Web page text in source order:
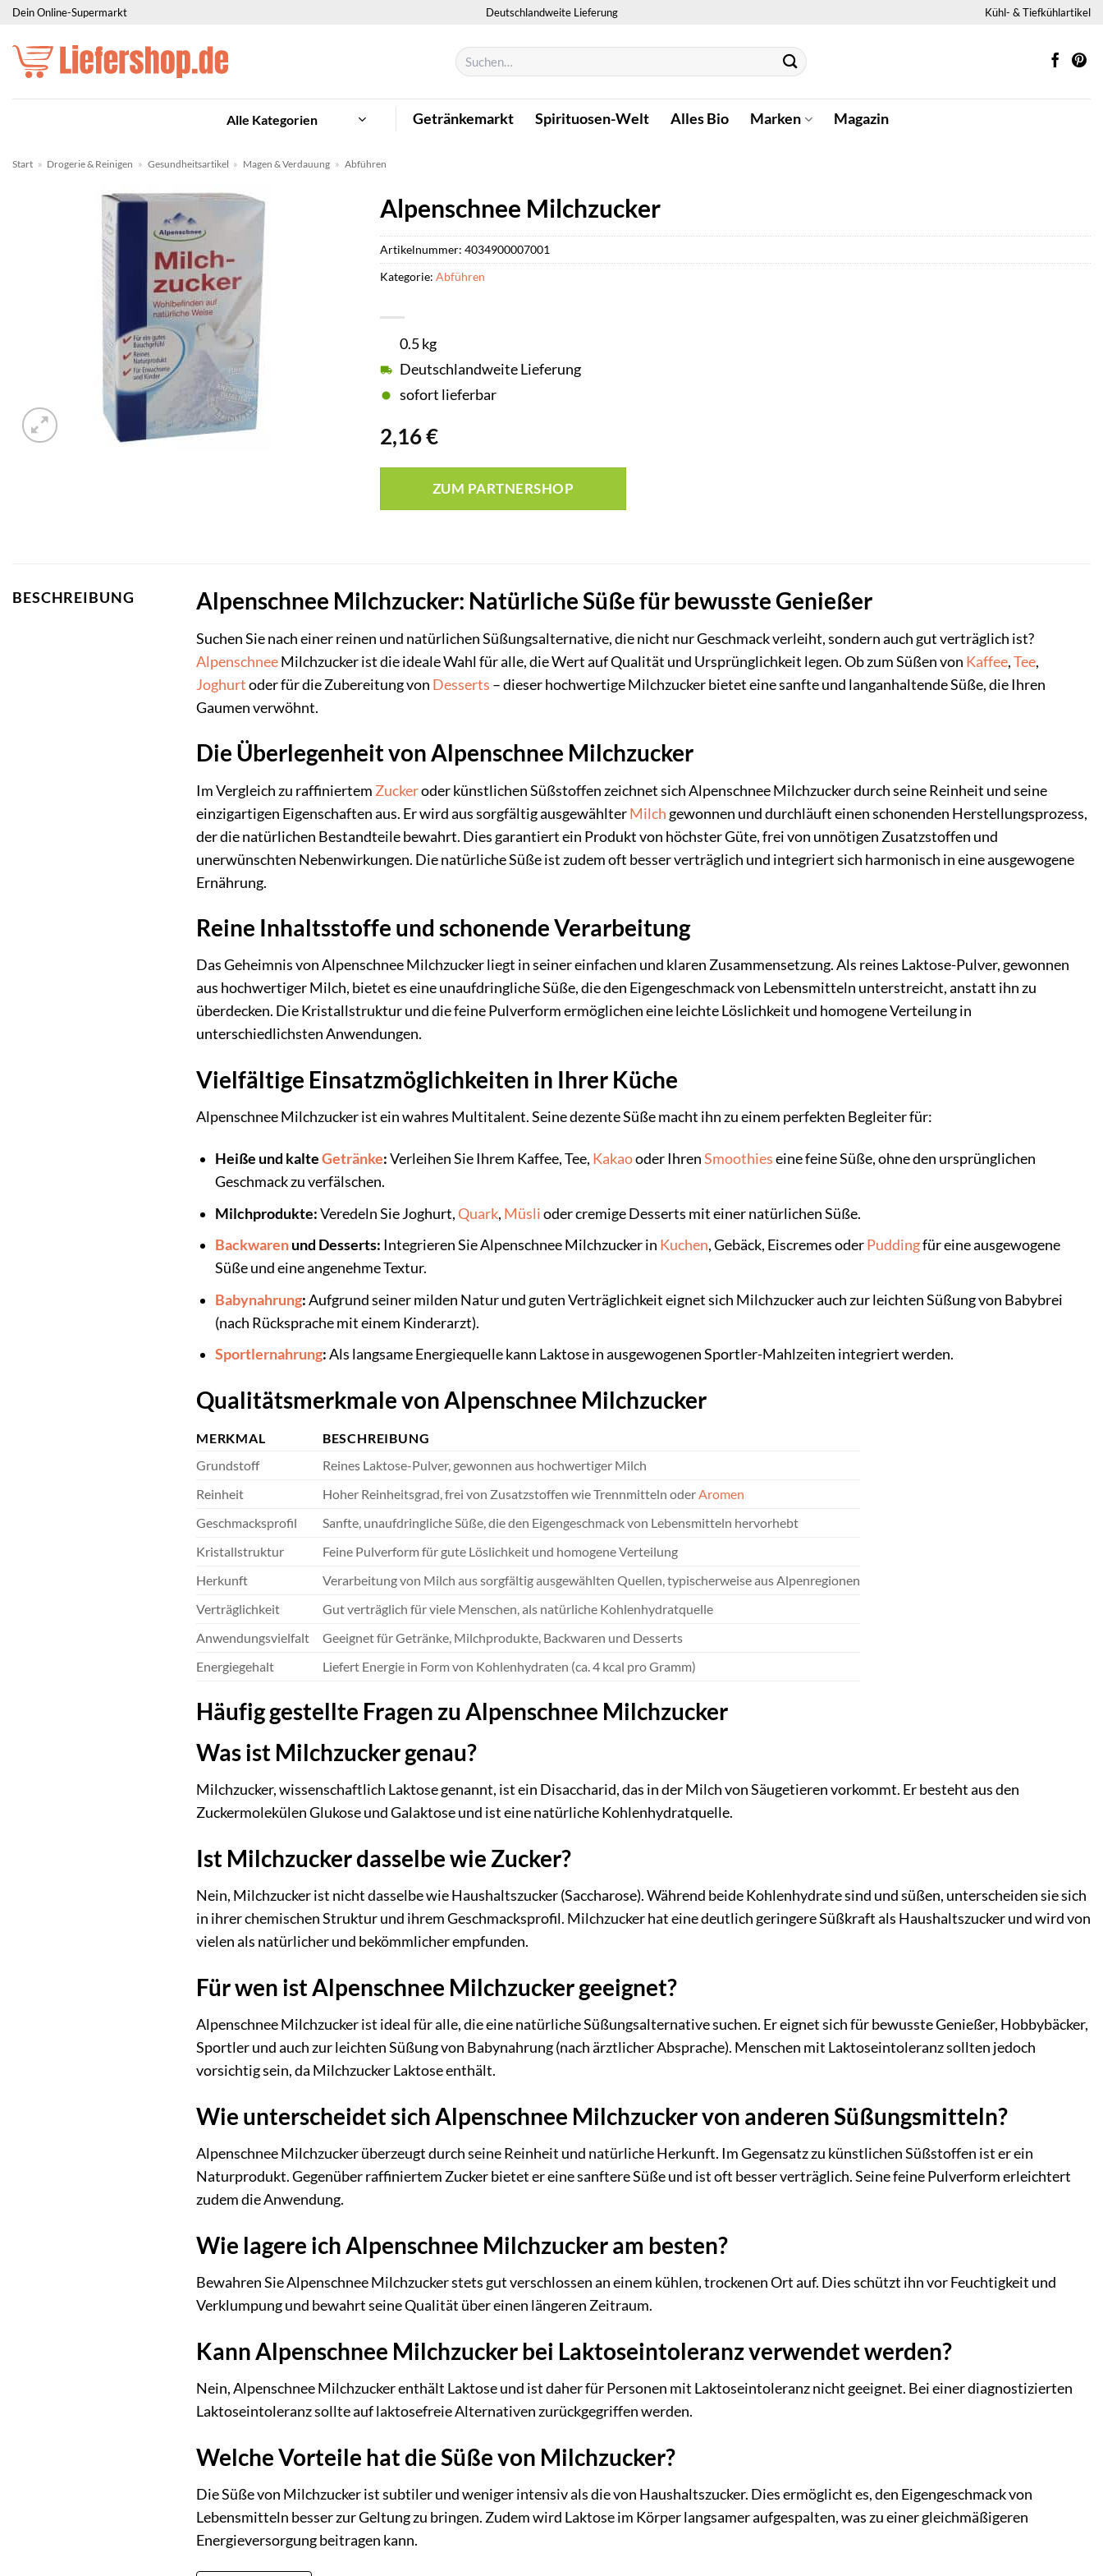
Zum
springen
Dein Online-Supermarkt Deutschlandweite Lieferung Kühl- & Tiefkühlartikel
Suchen
nach:
Alle Kategorien Getränkemarkt Spirituosen-Welt Alles Bio Marken Magazin
Start » Drogerie & Reinigen » Gesundheitsartikel » Magen & Verdauung » Abführen
Alpenschnee Milchzucker
2,16€
0.5 kg
Deutschlandweite Lieferung
sofort lieferbar
ZUM PARTNERSHOP
Artikelnummer: 4034900007001
Kategorie: Abführen
BESCHREIBUNG Alpenschnee Milchzucker: Natürliche Süße für bewusste Genießer
Suchen Sie nach einer reinen und natürlichen Süßungsalternative, die nicht nur Geschmack verleiht, sondern auch gut verträglich ist?
AlpenschneeMilchzucker ist die ideale Wahl für alle, die Wert auf Qualität und Ursprünglichkeit legen. Ob zum Süßen von Kaffee,Tee,
Joghurtoder für die Zubereitung von Desserts – dieser hochwertige Milchzucker bietet eine sanfte und langanhaltende Süße, die Ihren
Gaumen verwöhnt.
Die Überlegenheit von Alpenschnee Milchzucker
Im Vergleich zu raffiniertem Zuckeroder künstlichen Süßstoffen zeichnet sich Alpenschnee Milchzucker durch seine Reinheit und seine
einzigartigen Eigenschaften aus. Er wird aus sorgfältig ausgewählterMilch gewonnen und durchläuft einen schonenden Herstellungsprozess,
der die natürlichen Bestandteile bewahrt. Dies garantiert ein Produkt von höchster Güte, frei von unnötigen Zusatzstoffen und
unerwünschten Nebenwirkungen. Die natürliche Süße ist zudem oft besser verträglich und integriert sich harmonisch in eine ausgewogene
Ernährung.
Reine Inhaltsstoffe und schonende Verarbeitung
Das Geheimnis von Alpenschnee Milchzucker liegt in seiner einfachen und klaren Zusammensetzung. Als reines Laktose-Pulver, gewonnen
aus hochwertiger Milch, bietet es eine unaufdringliche Süße, die den Eigengeschmack von Lebensmitteln unterstreicht, anstatt ihn zu
überdecken. Die Kristallstruktur und die feine Pulverform ermöglichen eine leichte Löslichkeit und homogene Verteilung in
unterschiedlichsten Anwendungen.
Vielfältige Einsatzmöglichkeiten in Ihrer Küche
Alpenschnee Milchzucker ist ein wahres Multitalent. Seine dezente Süße macht ihn zu einem perfekten Begleiter für:
Heiße und kalteGetränke:Verleihen Sie Ihrem Kaffee, Tee, Kakaooder IhrenSmoothieseine feine Süße, ohne den ursprünglichen
Geschmack zu verfälschen.
Milchprodukte:Veredeln Sie Joghurt,Quark, Müslioder cremige Desserts mit einer natürlichen Süße.
Backwarenund Desserts: Integrieren Sie Alpenschnee Milchzucker in Kuchen, Gebäck, Eiscremes oderPuddingfür eine ausgewogene
Süße und eine angenehme Textur.
Babynahrung:Aufgrund seiner milden Natur und guten Verträglichkeit eignet sich Milchzucker auch zur leichten Süßung von Babybrei
(nach Rücksprache mit einem Kinderarzt).
Sportlernahrung:Als langsame Energiequelle kann Laktose in ausgewogenen Sportler-Mahlzeiten integriert werden.
Qualitätsmerkmale von Alpenschnee Milchzucker
MERKMAL
BESCHREIBUNG
Grundstoff
Reines Laktose-Pulver, gewonnen aus hochwertiger Milch
Reinheit
Hoher Reinheitsgrad, frei von Zusatzstoffen wie Trennmitteln oderAromen
Geschmacksprofil
Sanfte, unaufdringliche Süße, die den Eigengeschmack von Lebensmitteln hervorhebt
Kristallstruktur
Feine Pulverform für gute Löslichkeit und homogene Verteilung
Herkunft
Verarbeitung von Milch aus sorgfältig ausgewählten Quellen, typischerweise aus Alpenregionen
Verträglichkeit
Gut verträglich für viele Menschen, als natürliche Kohlenhydratquelle
Anwendungsvielfalt
Geeignet für Getränke, Milchprodukte, Backwaren und Desserts
Energiegehalt
Liefert Energie in Form von Kohlenhydraten (ca. 4 kcal pro Gramm)
Häufig gestellte Fragen zu Alpenschnee Milchzucker
Was ist Milchzucker genau?
Milchzucker, wissenschaftlich Laktose genannt, ist ein Disaccharid, das in der Milch von Säugetieren vorkommt. Er besteht aus den
Zuckermolekülen Glukose und Galaktose und ist eine natürliche Kohlenhydratquelle.
Ist Milchzucker dasselbe wie Zucker?
Nein, Milchzucker ist nicht dasselbe wie Haushaltszucker (Saccharose). Während beide Kohlenhydrate sind und süßen, unterscheiden sie sich
in ihrer chemischen Struktur und ihrem Geschmacksprofil. Milchzucker hat eine deutlich geringere Süßkraft als Haushaltszucker und wird von
vielen als natürlicher und bekömmlicher empfunden.
Für wen ist Alpenschnee Milchzucker geeignet?
Alpenschnee Milchzucker ist ideal für alle, die eine natürliche Süßungsalternative suchen. Er eignet sich für bewusste Genießer, Hobbybäcker,
Sportler und auch zur leichten Süßung von Babynahrung (nach ärztlicher Absprache). Menschen mit Laktoseintoleranz sollten jedoch
vorsichtig sein, da Milchzucker Laktose enthält.
Wie unterscheidet sich Alpenschnee Milchzucker von anderen Süßungsmitteln?
Alpenschnee Milchzucker überzeugt durch seine Reinheit und natürliche Herkunft. Im Gegensatz zu künstlichen Süßstoffen ist er ein
Naturprodukt. Gegenüber raffiniertem Zucker bietet er eine sanftere Süße und ist oft besser verträglich. Seine feine Pulverform erleichtert
zudem die Anwendung.
Wie lagere ich Alpenschnee Milchzucker am besten?
Bewahren Sie Alpenschnee Milchzucker stets gut verschlossen an einem kühlen, trockenen Ort auf. Dies schützt ihn vor Feuchtigkeit und
Verklumpung und bewahrt seine Qualität über einen längeren Zeitraum.
Kann Alpenschnee Milchzucker bei Laktoseintoleranz verwendet werden?
Nein, Alpenschnee Milchzucker enthält Laktose und ist daher für Personen mit Laktoseintoleranz nicht geeignet. Bei einer diagnostizierten
Laktoseintoleranz sollte auf laktosefreie Alternativen zurückgegriffen werden.
Welche Vorteile hat die Süße von Milchzucker?
Die Süße von Milchzucker ist subtiler und weniger intensiv als die von Haushaltszucker. Dies ermöglicht es, den Eigengeschmack von
Lebensmitteln besser zur Geltung zu bringen. Zudem wird Laktose im Körper langsamer aufgespalten, was zu einer gleichmäßigeren
Energieversorgung beitragen kann.